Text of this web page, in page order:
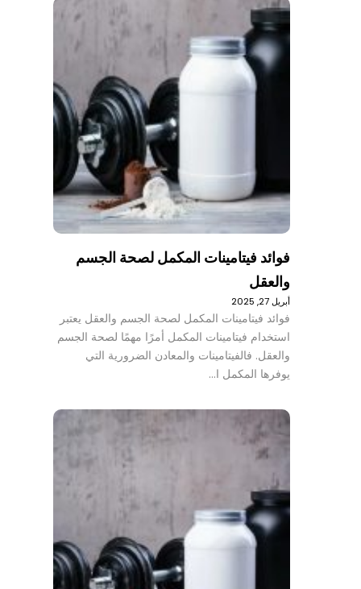
فوائد فيتامينات المكمل لصحة الجسم
والعقل
أبريل 27, 2025
فوائد فيتامينات المكمل لصحة الجسم والعقل يعتبر
استخدام فيتامينات المكمل أمرًا مهمًا لصحة الجسم
والعقل. فالفيتامينات والمعادن الضرورية التي
يوفرها المكمل ا…